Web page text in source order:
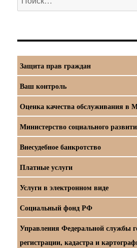
Защита прав граждан
Ваш контроль
Оценка качества обслуживания
Министерство социального
Внесудебное банкротство
Платные услуги
Услуги в электронном виде
Социальный фонд РФ
Управления Федеральной службы
регистрации, кадастра и